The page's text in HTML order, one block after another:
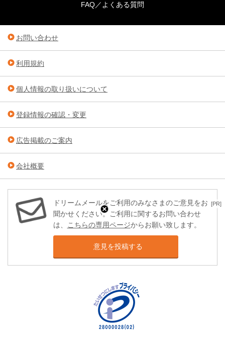
[PR]
FAQ／よくある質問
お問い合わせ
利用規約
個人情報の取り扱いについて
登録情報の確認・変更
広告掲載のご案内
会社概要
ドリームメールをご利用のみなさまのご意見をお
聞かせください。ご利用に関するお問い合わせ
は、
こちらの専用ページからお願い致します。
意見を投稿する